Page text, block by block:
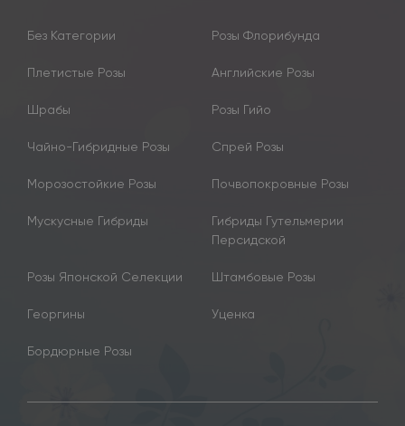
Без Категории Розы Флорибунда
Плетистые Розы Английские Розы
Шрабы Розы Гийо
Чайно-Гибридные Розы Спрей Розы
Морозостойкие Розы Почвопокровные Розы
Мускусные Гибриды
Гибриды Гутельмерии
Персидской
Розы Японской Селекции Штамбовые Розы
Георгины Уценка
Бордюрные Розы